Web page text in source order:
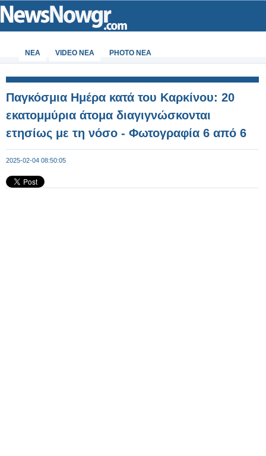
ΝΕΑ VIDEO NEA PHOTO NEA
Παγκόσμια Ημέρα κατά του Καρκίνου: 20
εκατομμύρια άτομα διαγιγνώσκονται
ετησίως με τη νόσο - Φωτογραφία 6 από 6
2025-02-04 08:50:05